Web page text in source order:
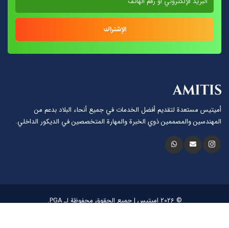
الإشتراك
أميتيس مستعدة لتقديم أفضل الخدمات في جميع أنحاء البلاد بدعم من
المهندسين والمصممين ذوي الخبرة والمهارة المتخصصين في الديكور الداخلي.
© 2026 اميتيس | جميع الحقوق محفوظة لـ PGA.